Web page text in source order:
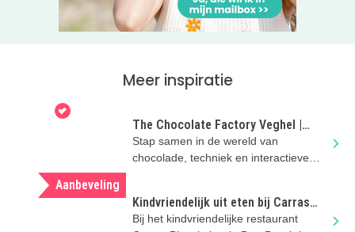
Meer inspiratie
The Chocolate Factory Veghel |
Zomervakantie met kinderen
Stap samen in de wereld van
chocolade, techniek en interactieve
Aanbeveling
Kindvriendelijk uit eten bij Carras
Bites in Den Bosch
Bij het kindvriendelijke restaurant